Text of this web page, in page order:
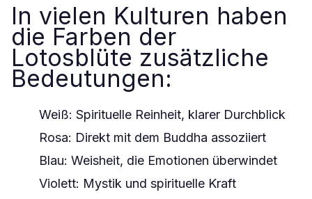
In vielen Kulturen haben
die Farben der
Lotosblüte zusätzliche
Bedeutungen:
Weiß: Spirituelle Reinheit, klarer Durchblick
Rosa: Direkt mit dem Buddha assoziiert
Blau: Weisheit, die Emotionen überwindet
Violett: Mystik und spirituelle Kraft